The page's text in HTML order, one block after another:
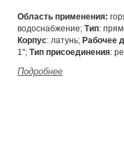
Область применения:
водоснабжение; Тип:
Корпус: латунь; Рабочее
1"; Тип присоединения:
Подробнее